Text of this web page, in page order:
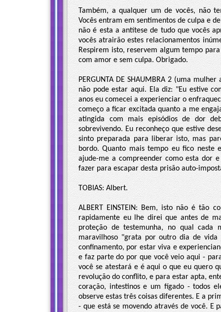
Também, a qualquer um de vocês, não
Vocês entram em sentimentos de culpa e
não é esta a antítese de tudo que vocês
vocês atrairão estes relacionamentos
Respirem isto, reservem algum tempo
com amor e sem culpa. Obrigado.
PERGUNTA DE SHAUMBRA 2 (uma
não pode estar aqui. Ela diz: "Eu estive
anos eu comecei a experienciar o
começo a ficar excitada quanto a me
atingida com mais episódios de dor
sobrevivendo. Eu reconheço que estive
sinto preparada para liberar isto, mas
bordo. Quanto mais tempo eu fico neste
ajude-me a compreender como esta dor
fazer para escapar desta prisão auto-
TOBIAS: Albert.
ALBERT EINSTEIN: Bem, isto não é tão
rapidamente eu lhe direi que antes de
proteção de testemunha, no qual cada
maravilhoso "grata por outro dia de
confinamento, por estar viva e
e faz parte do por que você veio aqui -
você se atestará e é aqui o que eu quero
revolução do conflito, e para estar apta,
coração, intestinos e um fígado - todos
observe estas três coisas diferentes. E a
- que está se movendo através de você. E